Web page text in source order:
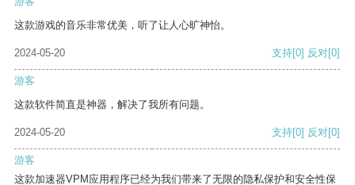
这款游戏的音乐非常优美，听了让人心旷神怡。
2024-05-20 支持[0] 反对[0]
游客
这款软件简直是神器，解决了我所有问题。
2024-05-20 支持[0] 反对[0]
游客
这款加速器VPM应用程序已经为我们带来了无限的隐私保护和安全性保